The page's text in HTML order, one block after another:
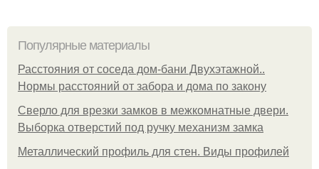
Популярные материалы
Расстояния от соседа дом-бани Двухэтажной..
Нормы расстояний от забора и дома по закону
Сверло для врезки замков в межкомнатные двери.
Выборка отверстий под ручку механизм замка
Металлический профиль для стен. Виды профилей